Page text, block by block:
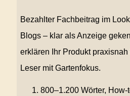
Bezahlter Fachbeitrag im
Blogs – klar als Anzeige
erklären Ihr Produkt
Leser mit Gartenfokus.
800–1.200 Wörter, How-